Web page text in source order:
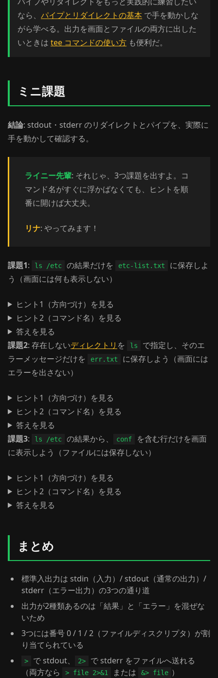
なら、 パイプとリダイレクトの基本 で手を動かしな
がら学べる。出力を画面とファイルの両方に出した
いときは tee コマンドの使い方 も便利だ。
ミニ課題
結論: stdout・stderr のリダイレクトとパイプを、実際に
手を動かして確認する。
ライニー先輩: それじゃ、3つ課題を出すよ。コ
マンド名がすぐに浮かばなくても、ヒントを順
番に開けば大丈夫。
リナ: やってみます！
課題1: ls /etc の結果だけを etc-list.txt
に保存しよ
う（画面には何も表示しない）
ヒント1（方向づけ）を見る
ヒント2（コマンド名）を見る
答えを見る
課題2: 存在しないディレクトリ を ls
で指定し、そのエ
ラーメッセージだけを
err.txt
に保存しよう（画面には
エラーを出さない）
ヒント1（方向づけ）を見る
ヒント2（コマンド名）を見る
答えを見る
課題3: ls /etc の結果から、 conf
を含む行だけを画面
に表示しよう（ファイルには保存しない）
ヒント1（方向づけ）を見る
ヒント2（コマンド名）を見る
答えを見る
まとめ
標準入出力は stdin（入力）/ stdout（通常の出力）/
stderr（エラー出力）の3つの通り道
出力が2種類あるのは「結果」と「エラー」を混ぜな
いため
3つには番号 0 / 1 / 2（ファイルディスクリプタ）が割
り当てられている
> で stdout、 2>
で stderr をファイルへ送れる
（両方なら
> file 2>&1 または &> file ）